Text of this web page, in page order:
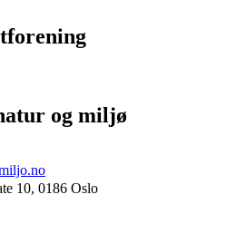
og miljø
10, 0186 Oslo